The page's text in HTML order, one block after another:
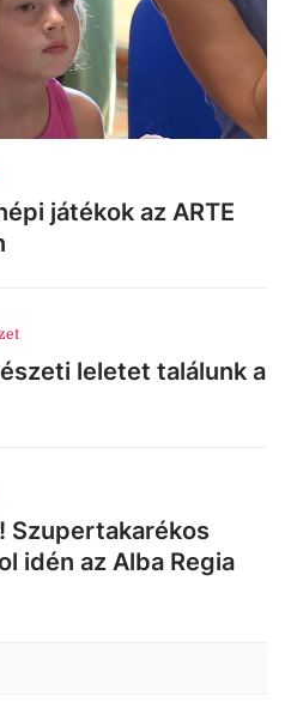
játékok az ARTE
leletet találunk a
Szupertakarékos
idén az Alba Regia